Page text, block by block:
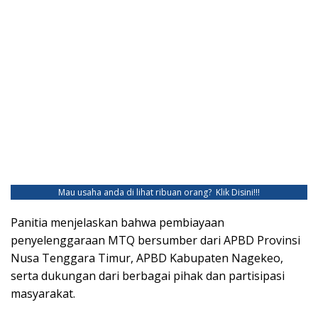
Mau usaha anda di lihat ribuan orang? Klik Disini!!!
Panitia menjelaskan bahwa pembiayaan
penyelenggaraan MTQ bersumber dari APBD Provinsi
Nusa Tenggara Timur, APBD Kabupaten Nagekeo,
serta dukungan dari berbagai pihak dan partisipasi
masyarakat.